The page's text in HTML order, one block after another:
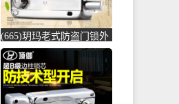
(665)玥玛老式防盗门锁外
装门锁室内门锁铁门木门
大门锁超C-防盗门锁(玥玛
百汇百专卖店仅售109元)